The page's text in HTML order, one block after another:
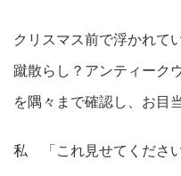
クリスマス前で浮かれて
蹴散らし？アンティーク
を隅々まで確認し、お目
私 「これ見せてください